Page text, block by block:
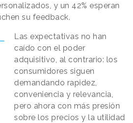
y un 42% esperan
su feedback.
Las expectativas no han
caído con el poder
adquisitivo, al contrario: los
consumidores siguen
demandando rapidez,
conveniencia y relevancia,
pero ahora con más presión
sobre los precios y la utilidad